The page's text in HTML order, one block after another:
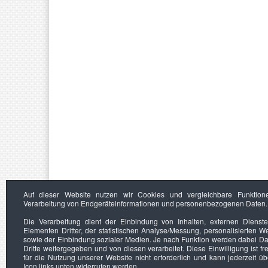
Auf dieser Website nutzen wir Cookies und vergleichbare
Verarbeitung von Endgeräteinformationen und personenbezogenen Daten.
Die Verarbeitung dient der Einbindung von Inhalten, externen
Elementen Dritter, der statistischen Analyse/Messung, personalisierten
sowie der Einbindung sozialer Medien. Je nach Funktion werden dabei
Dritte weitergegeben und von diesen verarbeitet. Diese Einwilligung ist
für die Nutzung unserer Website nicht erforderlich und kann jederzeit
Icon links unten widerrufen werden.